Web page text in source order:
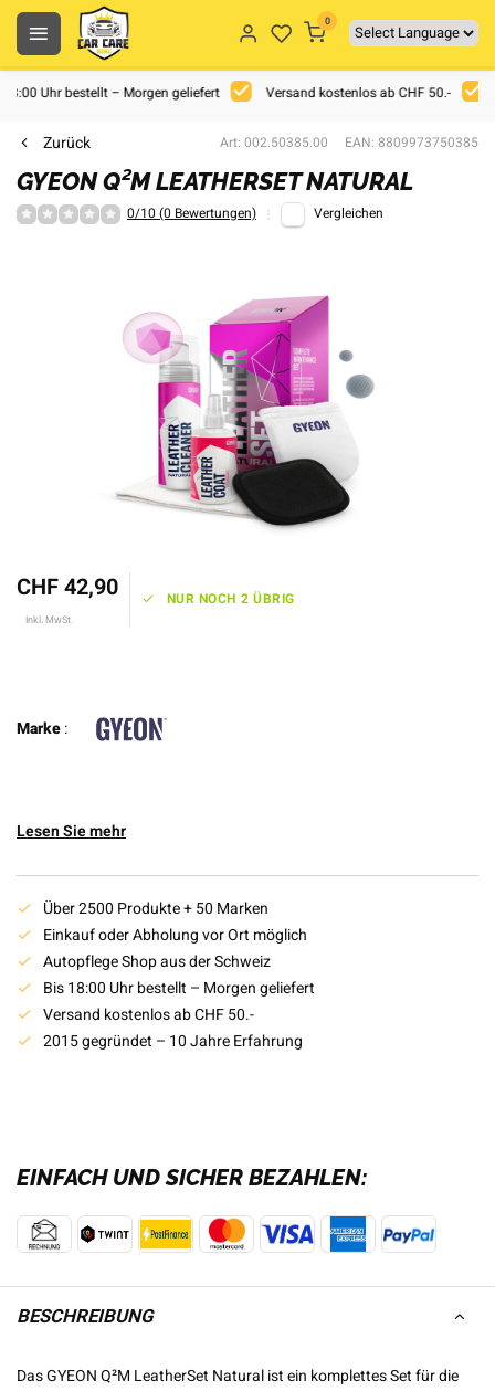
0
Uhr bestellt – Morgen geliefert Versand kostenlos ab CHF 50.-
Zurück Art: 002.50385.00 EAN: 8809973750385
GYEON Q²M LEATHERSET NATURAL
0/10 (0 Bewertungen) Vergleichen
CHF 42,90
Inkl. MwSt.
NUR NOCH 2 ÜBRIG
Marke:
Lesen Sie mehr
Über 2500 Produkte + 50 Marken
Einkauf oder Abholung vor Ort möglich
Autopflege Shop aus der Schweiz
Bis 18:00 Uhr bestellt – Morgen geliefert
Versand kostenlos ab CHF 50.-
2015 gegründet – 10 Jahre Erfahrung
EINFACH UND SICHER BEZAHLEN:
BESCHREIBUNG
Das GYEON Q²M LeatherSet Natural ist ein komplettes Set für die